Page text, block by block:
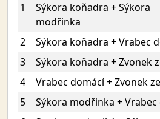
1
Sýkora koňadra + Sýkora
modřinka
2 Sýkora koňadra + Vrabec
3
Sýkora koňadra + Zvonek
4
Vrabec domácí + Zvonek
5
Sýkora modřinka +